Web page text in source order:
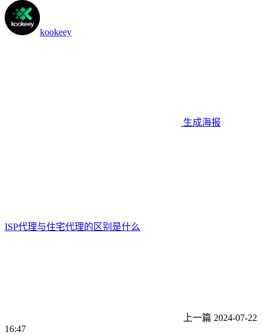
kookeey
生成海报
ISP代理与住宅代理的区别是什么
上一篇 2024-07-22
16:47